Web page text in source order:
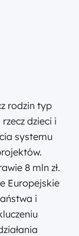
rodzin typ
dzieci i
systemu
8 mln zł.
Europejskie
i